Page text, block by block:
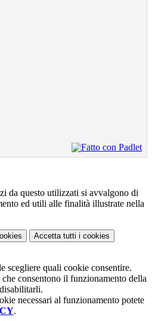
da questo utilizzati si avvalgono di
ed utili alle finalità illustrate nella
Accetta tutti i cookies
scegliere quali cookie consentire.
consentono il funzionamento della
necessari al funzionamento potete
.